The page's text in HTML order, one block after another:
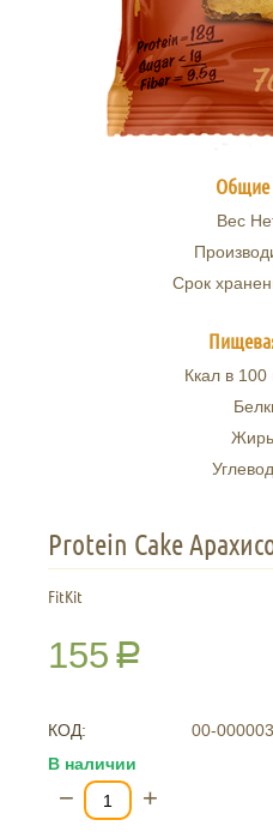
Общие
Вес
Срок
Ккал в 100
Protein Cake
FitKit
155 Р
КОД:
00-
В наличии
− +